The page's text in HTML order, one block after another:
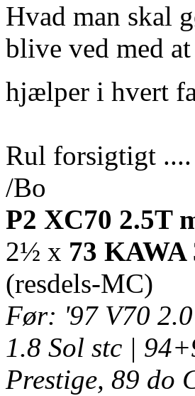
Hvad man skal
blive ved med
hjælper i hvert
Rul forsigtigt ....
/Bo
P2 XC70 2.5T
2½ x 73 KAWA
(resdels-MC)
Før: '97 V70
1.8 Sol stc |
Prestige, 89 do